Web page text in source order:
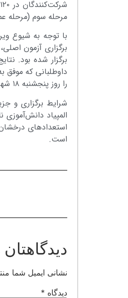
مرحله سوم (مرحله
با توجه به شیوع
برگزاری آزمون
را روز پنجشنبه ۱۸ شهریورماه به‌صورت حضوری برگزار کردند.
شرایط برگزاری و
المپیاد
استعدادهای
است.
نشانی ایمیل شما
دیدگاه *